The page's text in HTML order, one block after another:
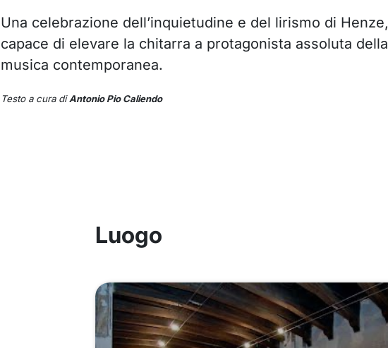
Una celebrazione dell’inquietudine e del lirismo di Henze,
capace di elevare la chitarra a protagonista assoluta della
musica contemporanea.
Testo a cura diAntonio Pio Caliendo
Luogo